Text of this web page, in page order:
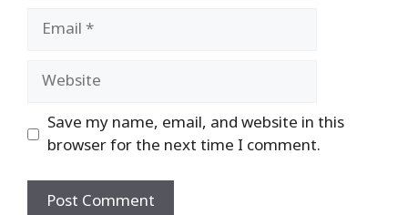
Email
Website
Save my name, email, and website in this
browser for the next time I comment.